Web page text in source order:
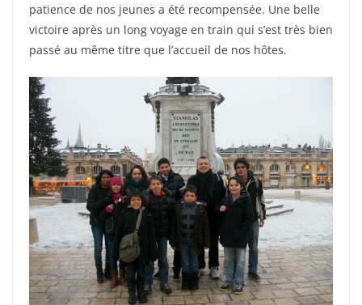
patience de nos jeunes a été recompensée. Une belle
victoire après un long voyage en train qui s’est très bien
passé au même titre que l’accueil de nos hôtes.